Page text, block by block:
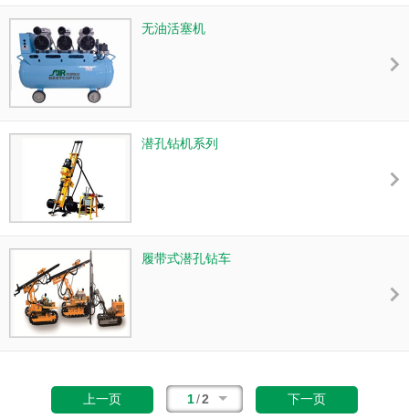
38℃（环保型允许≤45℃），水冷型冷干机的
无油活塞机
潜孔钻机系列
履带式潜孔钻车
上一页 1/2 下一页